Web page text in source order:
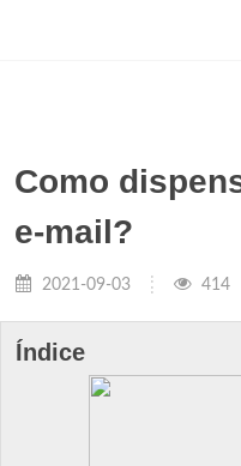
Como
e-mail?
2021-09-03 414
Índice